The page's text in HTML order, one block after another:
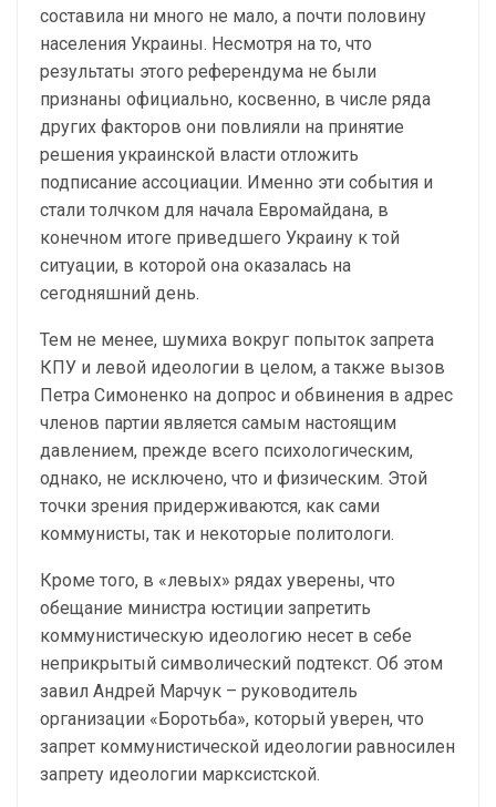
составила ни много не мало, а почти половину
населения Украины. Несмотря на то, что
результаты этого референдума не были
признаны официально, косвенно, в числе ряда
других факторов они повлияли на принятие
решения украинской власти отложить
подписание ассоциации. Именно эти события и
стали толчком для начала Евромайдана, в
конечном итоге приведшего Украину к той
ситуации, в которой она оказалась на
сегодняшний день.
Тем не менее, шумиха вокруг попыток запрета
КПУ и левой идеологии в целом, а также вызов
Петра Симоненко на допрос и обвинения в адрес
членов партии является самым настоящим
давлением, прежде всего психологическим,
однако, не исключено, что и физическим. Этой
точки зрения придерживаются, как сами
коммунисты, так и некоторые политологи.
Кроме того, в «левых» рядах уверены, что
обещание министра юстиции запретить
коммунистическую идеологию несет в себе
неприкрытый символический подтекст. Об этом
завил Андрей Марчук – руководитель
организации «Боротьба», который уверен, что
запрет коммунистической идеологии равносилен
запрету идеологии марксистской.